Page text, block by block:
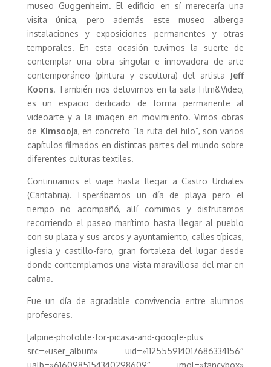
museo Guggenheim. El edificio en sí merecería una
visita única, pero además este museo alberga
instalaciones y exposiciones permanentes y otras
temporales. En esta ocasión tuvimos la suerte de
contemplar una obra singular e innovadora de arte
contemporáneo (pintura y escultura) del artista
Jeff
Koons. También nos detuvimos en la sala Film&Video,
es un espacio dedicado de forma permanente al
videoarte y a la imagen en movimiento. Vimos obras
de Kimsooja, en concreto “la ruta del hilo”, son varios
capítulos filmados en distintas partes del mundo sobre
diferentes culturas textiles.
Continuamos el viaje hasta llegar a Castro Urdiales
(Cantabria). Esperábamos un día de playa pero el
tiempo no acompañó, allí comimos y disfrutamos
recorriendo el paseo marítimo hasta llegar al pueblo
con su plaza y sus arcos y ayuntamiento, calles típicas,
iglesia y castillo-faro, gran fortaleza del lugar desde
donde contemplamos una vista maravillosa del mar en
calma.
Fue un día de agradable convivencia entre alumnos
profesores.
[alpine-phototile-for-picasa-and-google-plus
src=»user_album» uid=»112555914017686334156″
ualb=»6160985154340298609″ imgl=»fancybox»